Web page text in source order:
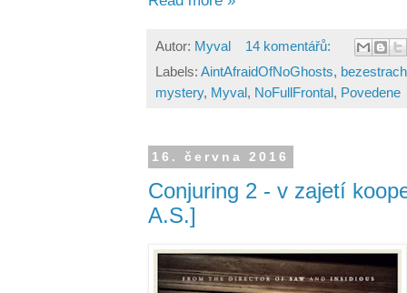
Autor: Myval
14 komentářů:
Labels: AintAfraidOfNoGhosts,
mystery, Myval, NoFullFrontal, Povedene
16. června 2016
Conjuring 2 - v zajetí
A.S.]